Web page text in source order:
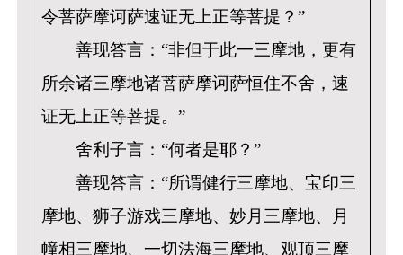
令菩萨摩诃萨速证无上正等菩提？”
善现答言：“非但于此一三摩地，更有
所余诸三摩地诸菩萨摩诃萨恒住不舍，速
证无上正等菩提。”
舍利子言：“何者是耶？”
善现答言：“所谓健行三摩地、宝印三
摩地、狮子游戏三摩地、妙月三摩地、月
幢相三摩地、一切法海三摩地、观顶三摩